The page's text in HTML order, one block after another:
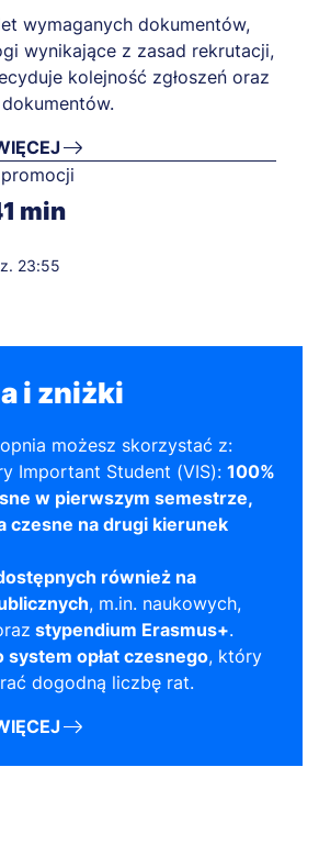
wymaganych dokumentów,
wynikające z zasad rekrutacji,
kolejność zgłoszeń oraz
min
23:55
i zniżki
możesz skorzystać z:
Important Student (VIS): 100%
w pierwszym semestrze,
czesne na drugi kierunek
również na
, m.in. naukowych,
stypendium Erasmus+.
system opłat czesnego, który
dogodną liczbę rat.